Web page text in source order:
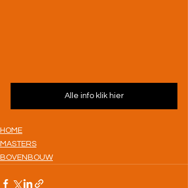
Alle info klik hier
HOME
MASTERS
BOVENBOUW